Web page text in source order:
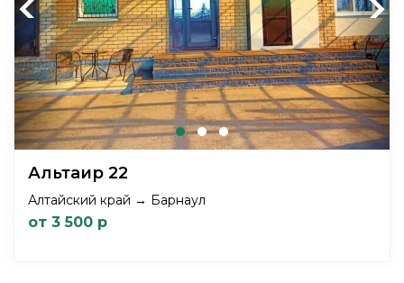
Previous Next
Альтаир 22
Алтайский край → Барнаул
от 3 500 р